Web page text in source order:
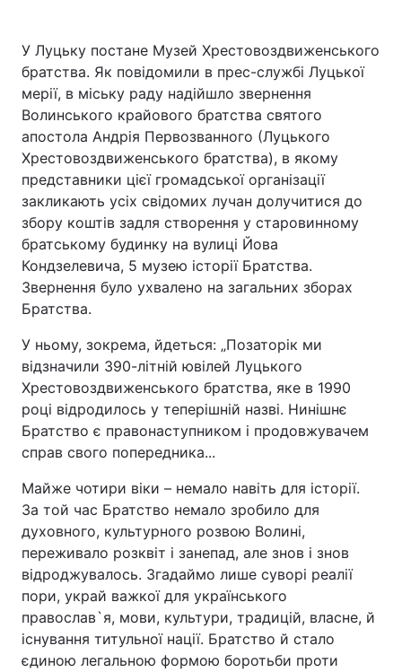
У Луцьку постане Музей Хрестовоздвиженського
братства. Як повідомили в прес-службі Луцької
мерії, в міську раду надійшло звернення
Волинського крайового братства святого
апостола Андрія Первозванного (Луцького
Хрестовоздвиженського братства), в якому
представники цієї громадської організації
закликають усіх свідомих лучан долучитися до
збору коштів задля створення у старовинному
братському будинку на вулиці Йова
Кондзелевича, 5 музею історії Братства.
Звернення було ухвалено на загальних зборах
Братства.
У ньому, зокрема, йдеться: „Позаторік ми
відзначили 390-літній ювілей Луцького
Хрестовоздвиженського братства, яке в 1990
році відродилось у теперішній назві. Нинішнє
Братство є правонаступником і продовжувачем
справ свого попередника...
Майже чотири віки – немало навіть для історії.
За той час Братство немало зробило для
духовного, культурного розвою Волині,
переживало розквіт і занепад, але знов і знов
відроджувалось. Згадаймо лише суворі реалії
пори, украй важкої для українського
православ`я, мови, культури, традицій, власне, й
існування титульної нації. Братство й стало
єдиною легальною формою боротьби проти